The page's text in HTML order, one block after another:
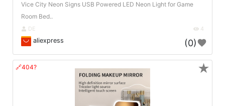
Vice City Neon Signs USB Powered LED Neon Light for Game
Room Bed..
DE 4
aliexpress (0)
🔗404? ★